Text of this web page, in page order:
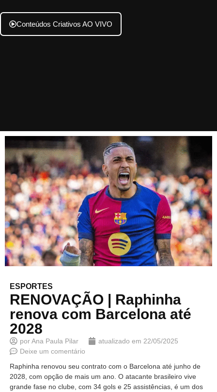
Conteúdos Criativos AO VIVO
ESPORTES
RENOVAÇÃO | Raphinha
renova com Barcelona até
2028
porAna Paula Pilar atualizado em 22/05/2025
Deixe um comentário
Raphinha renovou seu contrato com o Barcelona até junho de
2028, com opção de mais um ano. O atacante brasileiro vive
grande fase no clube, com 34 gols e 25 assistências, é um dos